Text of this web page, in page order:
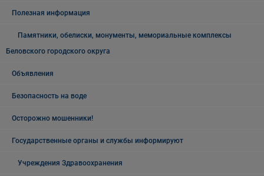
Полезная информация
Памятники, обелиски, монументы, мемориальные комплексы
Беловского городского округа
Объявления
Безопасность на воде
Осторожно мошенники!
Государственные органы и службы информируют
Учреждения Здравоохранения